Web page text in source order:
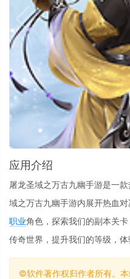
应用介绍
屠龙圣域之万古九幽手游是一
域之万古九幽手游内展开热血
职业角色，探索我们的副本关
传奇世界，提升我们的等级，体
©软件著作权归作者所有。